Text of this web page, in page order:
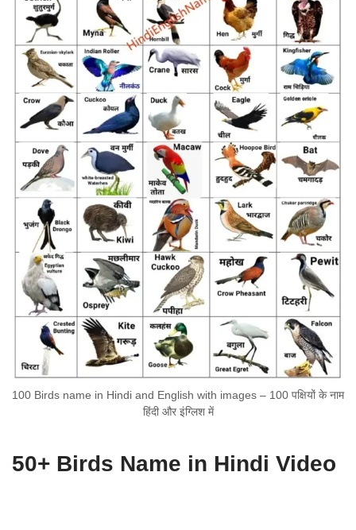
100 Birds name in Hindi and English with images – 100 पक्षियों के नाम
हिंदी और इंग्लिश में
50+ Birds Name in Hindi Video